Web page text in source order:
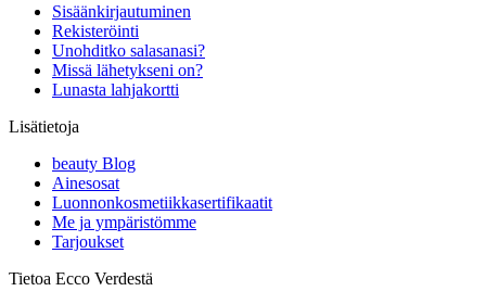
Sisäänkirjautuminen
Rekisteröinti
Unohditko salasanasi?
Missä lähetykseni on?
Lunasta lahjakortti
Lisätietoja
beauty Blog
Ainesosat
Luonnonkosmetiikkasertifikaatit
Me ja ympäristömme
Tarjoukset
Tietoa Ecco Verdestä